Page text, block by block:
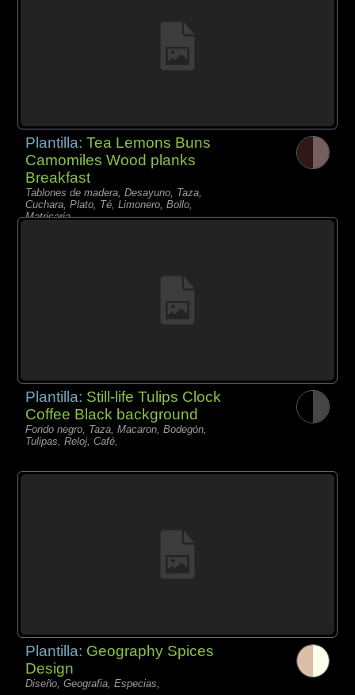
Plantilla:Tea Lemons Buns
Camomiles Wood planks
Breakfast
Tablones de madera, Desayuno, Taza,
Cuchara, Plato, Té, Limonero, Bollo,
Matricaria,
Plantilla: Still-life Tulips Clock
Coffee Black background
Fondo negro, Taza, Macaron, Bodegón,
Tulipas, Reloj, Café,
Plantilla: Geography Spices
Design
Diseño, Geografia, Especias,